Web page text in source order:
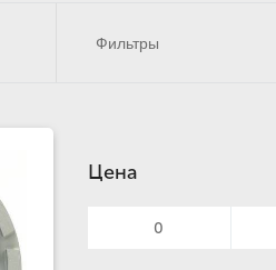
Цена
Фильтры